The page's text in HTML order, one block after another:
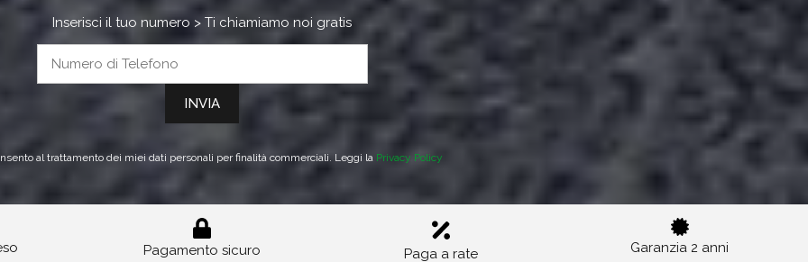
Inserisci il tuo numero > Ti chiamiamo noi gratis
al trattamento dei miei dati personali per finalità commerciali. Leggi la Privacy Policy
Pagamento sicuro Paga a rate Garanzia 2 anni